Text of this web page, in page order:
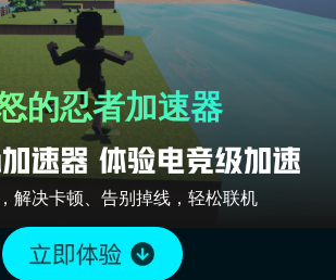
的忍者加速器
解决卡顿、告别掉线，轻松联机